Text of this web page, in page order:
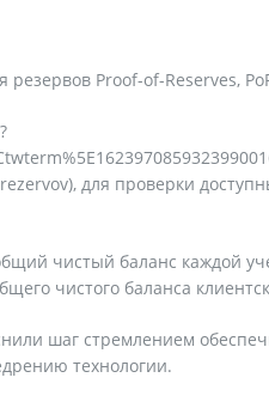
Proof-of-Reserves,
для проверки доступны:
чистый баланс каждой
чистого баланса
шаг стремлением
технологии.